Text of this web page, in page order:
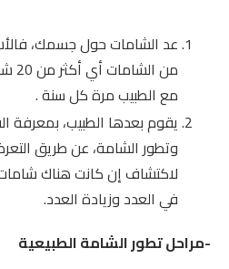
عد الشامات حول جسمك،
من
مع الطبيب مرة كل سنة .
يقوم بعدها الطبيب، بمعرفة
لاكتشاف إن كانت هناك شامات
في العدد وزيادة العدد.
-مراحل تطور الشامة الطبيعية